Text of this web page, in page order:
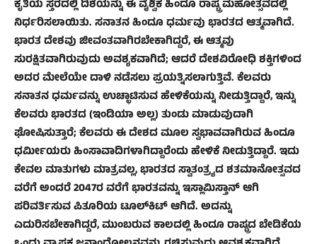
ಕೃತಿಯ ಸ್ತರದಲ್ಲಿ ದಿಶೆಯನ್ನು ಈ ವೈಶ್ವಿಕ ಹಿಂದೂ ರಾಷ್ಟ್ರ ಮಹೋತ್ಸವದಲ್ಲಿ
ನಿರ್ಧರಿಸಲಾಯಿತು. ಸನಾತನ ಹಿಂದೂ ಧರ್ಮವು ಭಾರತದ ಆತ್ಮವಾಗಿದೆ.
ಭಾರತ ದೇಶವು ಜೀವಂತವಾಗಿರಬೇಕಾಗಿದ್ದರೆ, ಈ ಆತ್ಮವು
ಸುರಕ್ಷಿತವಾಗಿರುವುದು ಅವಶ್ಯಕವಾಗಿದೆ; ಆದರೆ ದೇಶವಿರೋಧಿ ಶಕ್ತಿಗಳಿಂದ
ಅದರ ಮೇಲೆಯೇ ದಾಳಿ ನಡೆಸಲು ಪ್ರಯತ್ನಿಸಲಾಗುತ್ತಿವೆ. ಕೆಲವರು
ಸನಾತನ ಧರ್ಮವನ್ನು ಉಚ್ಛಾಟಿಸುವ ಹೇಳಿಕೆಯನ್ನು ನೀಡುತ್ತಿದ್ದಾರೆ, ಇನ್ನು
ಕೆಲವರು ಭಾರತದ (ಇಂಡಿಯಾ ಅಲ್ಲ) ತುಂಡು ಮಾಡುವುದಾಗಿ
ಘೋಷಿಸುತ್ತಾರೆ; ಕೆಲವರು ಈ ದೇಶದ ಮೂಲ ಸ್ವಭಾವವಾಗಿರುವ ಹಿಂದೂ
ಧರ್ಮೀಯರು ಹಿಂಸಾವಾದಿಗಳಾಗಿದ್ದಾರೆಂದು ಹೇಳಿಕೆ ನೀಡುತ್ತಿದ್ದಾರೆ. ಇದು
ಕೇವಲ ಮಾತುಗಳು ಮಾತ್ರವಲ್ಲ, ಭಾರತದ ಸ್ವಾತಂತ್ರ್ಯದ ಶತಮಾನೋತ್ಸವದ
ವರೆಗೆ ಅಂದರೆ 2047ರ ವರೆಗೆ ಭಾರತವನ್ನು ಇಸ್ಲಾಮಿಸ್ತಾನ್ ಆಗಿ
ಪರಿವರ್ತಿಸುವ ಪಿತೂರಿಯ ಟೂಲ್‌ಕಿಟ್ ಆಗಿದೆ. ಅದನ್ನು
ಎದುರಿಸಬೇಕಾಗಿದ್ದರೆ, ಮುಂಬರುವ ಕಾಲದಲ್ಲಿ ಹಿಂದೂ ರಾಷ್ಟ್ರದ ಬೇಡಿಕೆಯ